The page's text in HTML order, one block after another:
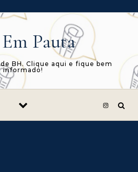
Pauta
BH. Clique aqui e fique bem
informado!